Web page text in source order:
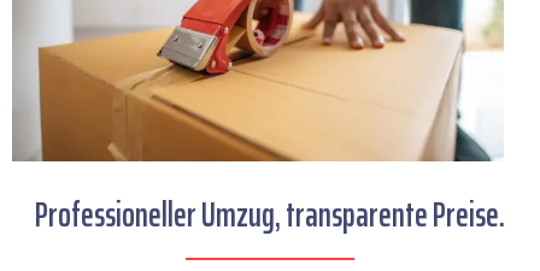
Professioneller Umzug, transparente Preise.